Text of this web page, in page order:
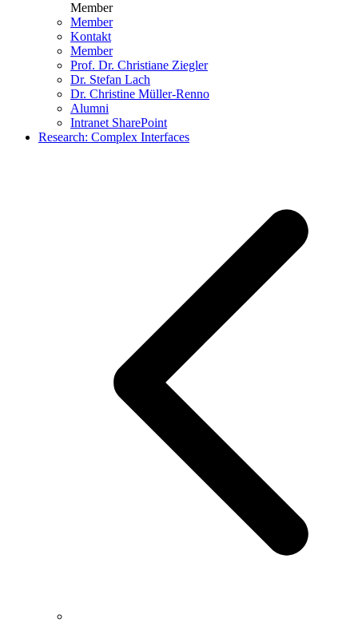
Member
Member
Kontakt
Member
Prof. Dr. Christiane Ziegler
Dr. Stefan Lach
Dr. Christine Müller-Renno
Alumni
Intranet SharePoint
Research: Complex Interfaces